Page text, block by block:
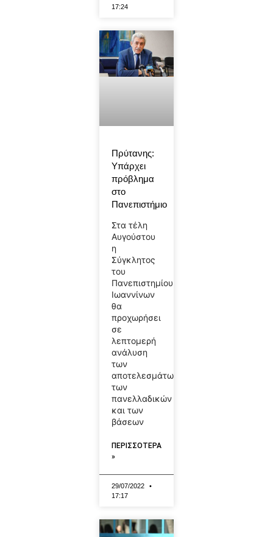
17:24
Πρύτανης:
Υπάρχει
πρόβλημα
στο
Πανεπιστήμιο
Στα τέλη
Αυγούστου
η
Σύγκλητος
του
Πανεπιστημίου
Ιωαννίνων
θα
προχωρήσει
σε
λεπτομερή
ανάλυση
των
αποτελεσμάτων
των
πανελλαδικών
και των
βάσεων
ΠΕΡΙΣΣΟΤΕΡΑ
»
29/07/2022
17:17